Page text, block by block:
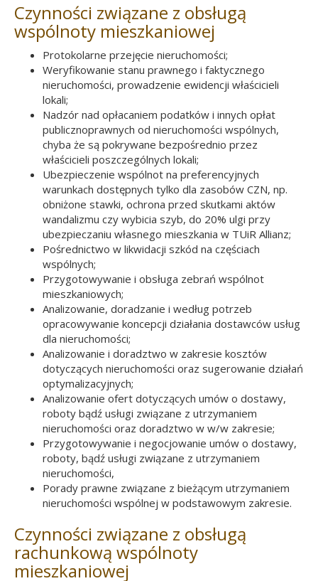
Czynności związane z obsługą
wspólnoty mieszkaniowej
Protokolarne przejęcie nieruchomości;
Weryfikowanie stanu prawnego i faktycznego
nieruchomości, prowadzenie ewidencji właścicieli
lokali;
Nadzór nad opłacaniem podatków i innych opłat
publicznoprawnych od nieruchomości wspólnych,
chyba że są pokrywane bezpośrednio przez
właścicieli poszczególnych lokali;
Ubezpieczenie wspólnot na preferencyjnych
warunkach dostępnych tylko dla zasobów CZN, np.
obniżone stawki, ochrona przed skutkami aktów
wandalizmu czy wybicia szyb, do 20% ulgi przy
ubezpieczaniu własnego mieszkania w TUiR Allianz;
Pośrednictwo w likwidacji szkód na częściach
wspólnych;
Przygotowywanie i obsługa zebrań wspólnot
mieszkaniowych;
Analizowanie, doradzanie i według potrzeb
opracowywanie koncepcji działania dostawców usług
dla nieruchomości;
Analizowanie i doradztwo w zakresie kosztów
dotyczących nieruchomości oraz sugerowanie działań
optymalizacyjnych;
Analizowanie ofert dotyczących umów o dostawy,
roboty bądź usługi związane z utrzymaniem
nieruchomości oraz doradztwo w w/w zakresie;
Przygotowywanie i negocjowanie umów o dostawy,
roboty, bądź usługi związane z utrzymaniem
nieruchomości,
Porady prawne związane z bieżącym utrzymaniem
nieruchomości wspólnej w podstawowym zakresie.
Czynności związane z obsługą
rachunkową wspólnoty
mieszkaniowej